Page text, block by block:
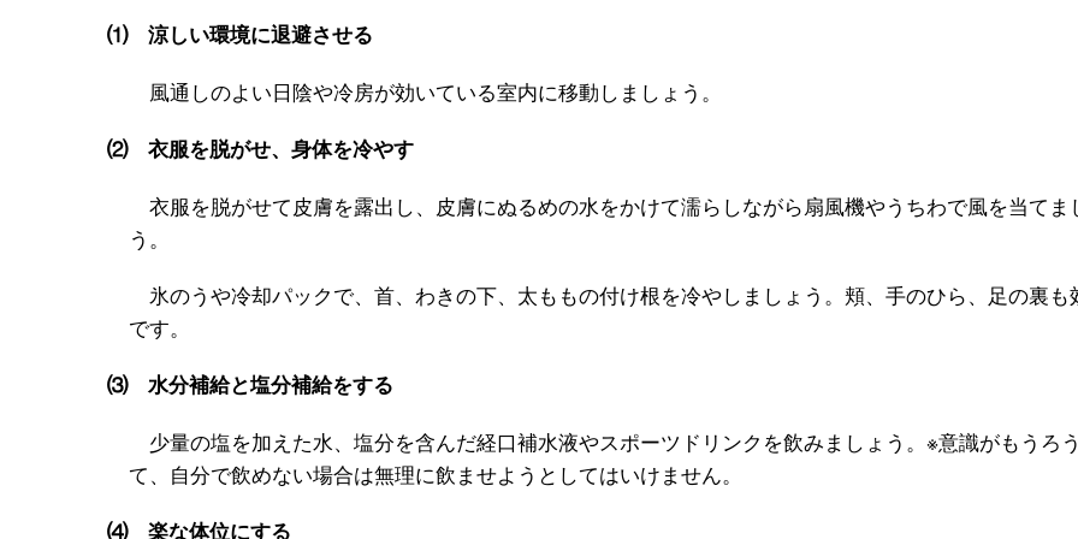
⑴ 涼しい環境に退避させる
風通しのよい日陰や冷房が効いている室内に移動しましょう。
⑵ 衣服を脱がせ、身体を冷やす
衣服を脱がせて皮膚を露出し、皮膚にぬるめの水をかけて濡らしながら扇風機やうちわで風を当てま
う。
氷のうや冷却パックで、首、わきの下、太ももの付け根を冷やしましょう。頬、手のひら、足の裏も
です。
⑶ 水分補給と塩分補給をする
少量の塩を加えた水、塩分を含んだ経口補水液やスポーツドリンクを飲みましょう。※意識がもうろ
て、自分で飲めない場合は無理に飲ませようとしてはいけません。
⑷ 楽な体位にする